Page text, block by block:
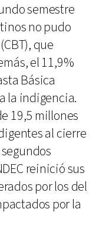
semestre
no pudo
que
el 11,9%
Básica
la indigencia.
19,5 millones
al cierre
reinició sus
por los del
por la